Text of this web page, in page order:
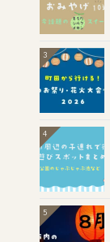
3
4
5